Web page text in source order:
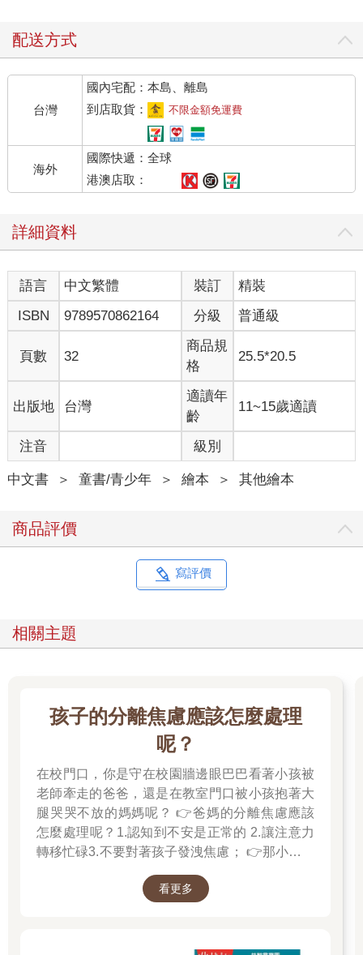
配送方式
台灣
國內宅配：本島、離島
到店取貨：
不限金額免運費
海外
國際快遞：全球
港澳店取：
詳細資料
語言 中文繁體 裝訂
精裝
ISBN
9789570862164 分級 普通級
頁數 32
商品規
格
25.5*20.5
出版地 台灣
適讀年
齡
11~15歲適讀
注音 級別
中文書 ＞ 童書/青少年 ＞ 繪本 ＞ 其他繪本
商品評價
寫評價
相關主題
孩子的分離焦慮應該怎麼處理
呢？
在校門口，你是守在校園牆邊眼巴巴看著小孩被
老師牽走的爸爸，還是在教室門口被小孩抱著大
腿哭哭不放的媽媽呢？ 👉爸媽的分離焦慮應該
怎麼處理呢？1.認知到不安是正常的 2.讓注意力
轉移忙碌3.不要對著孩子發洩焦慮； 👉那小朋友
也許是熟悉的玩偶增加安全感 2.與孩子分開時請
孩子一起迎接成長的過程！真是太好了！ 🎉金石
看更多